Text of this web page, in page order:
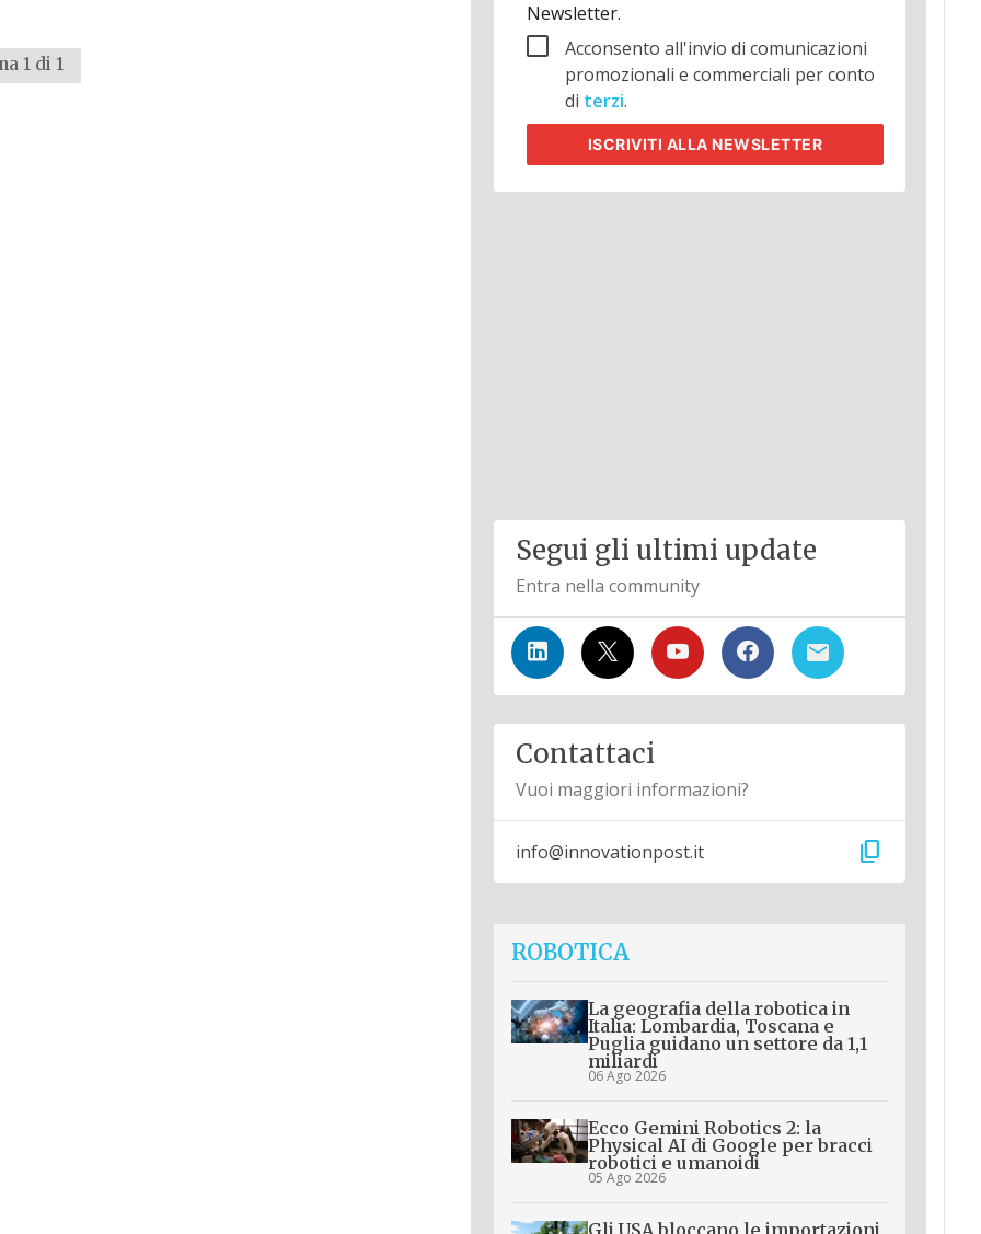
1 di 1
Newsletter.
Acconsento all'invio di comunicazioni
promozionali e commerciali per conto
di terzi.
ISCRIVITI ALLA NEWSLETTER
Segui gli ultimi update
Entra nella community
Contattaci
Vuoi maggiori informazioni?
info@innovationpost.it content_copy
ROBOTICA
La geografia della robotica in
Italia: Lombardia, Toscana e
Puglia guidano un settore da 1,1
miliardi
06 Ago 2026
Ecco Gemini Robotics 2: la
Physical AI di Google per bracci
robotici e umanoidi
05 Ago 2026